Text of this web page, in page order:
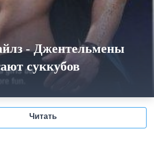
- Джентельмены
суккубов
Читать